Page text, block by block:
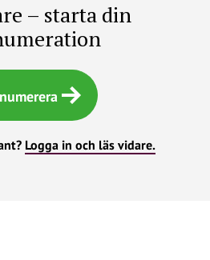
– starta din
Logga in och läs vidare.